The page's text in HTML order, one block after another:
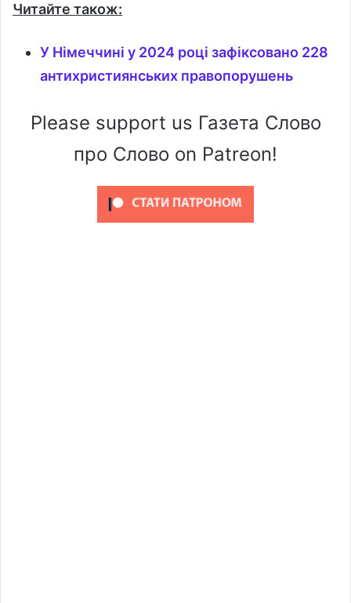
Читайте також:
У Німеччині у 2024 році зафіксовано 228
антихристиянських правопорушень
Please support us Газета Слово
про Слово on Patreon!